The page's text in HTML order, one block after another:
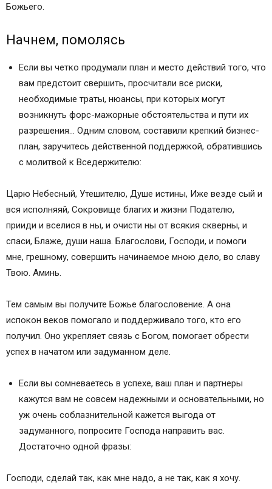
Божьего.
Начнем, помолясь
Если вы четко продумали план и место действий того, что
вам предстоит свершить, просчитали все риски,
необходимые траты, нюансы, при которых могут
возникнуть форс-мажорные обстоятельства и пути их
разрешения… Одним словом, составили крепкий бизнес-
план, заручитесь действенной поддержкой, обратившись
с молитвой к Вседержителю:
Царю Небесный, Утешителю, Душе истины, Иже везде сый и
вся исполняяй, Сокровище благих и жизни Подателю,
прииди и вселися в ны, и очисти ны от всякия скверны, и
спаси, Блаже, души наша. Благослови, Господи, и помоги
мне, грешному, совершить начинаемое мною дело, во славу
Твою. Аминь.
Тем самым вы получите Божье благословение. А она
испокон веков помогало и поддерживало того, кто его
получил. Оно укрепляет связь с Богом, помогает обрести
успех в начатом или задуманном деле.
Если вы сомневаетесь в успехе, ваш план и партнеры
кажутся вам не совсем надежными и основательными, но
уж очень соблазнительной кажется выгода от
задуманного, попросите Господа направить вас.
Достаточно одной фразы:
Господи, сделай так, как мне надо, а не так, как я хочу.